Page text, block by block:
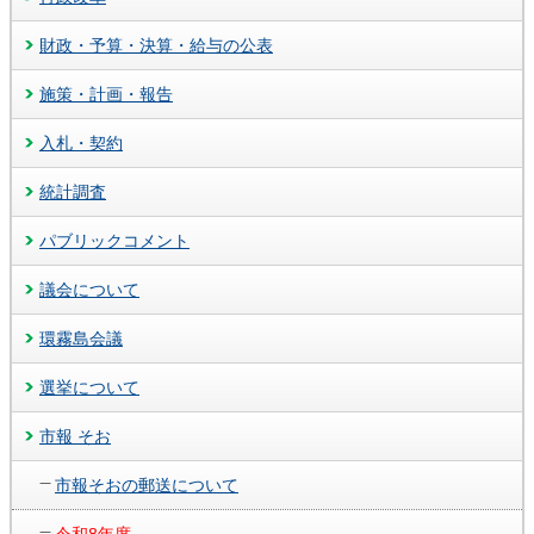
財政・予算・決算・給与の公表
施策・計画・報告
入札・契約
統計調査
パブリックコメント
議会について
環霧島会議
選挙について
市報 そお
市報そおの郵送について